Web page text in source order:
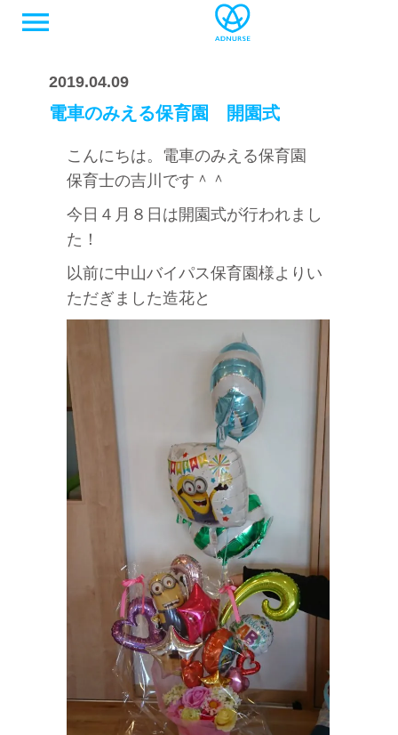
menu
2019.04.09
電車のみえる保育園 開園式
こんにちは。電車のみえる保育園
保育士の吉川です＾＾
今日４月８日は開園式が行われまし
た！
以前に中山バイパス保育園様よりい
ただぎました造花と